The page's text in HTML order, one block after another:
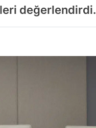
değerlendirdi.